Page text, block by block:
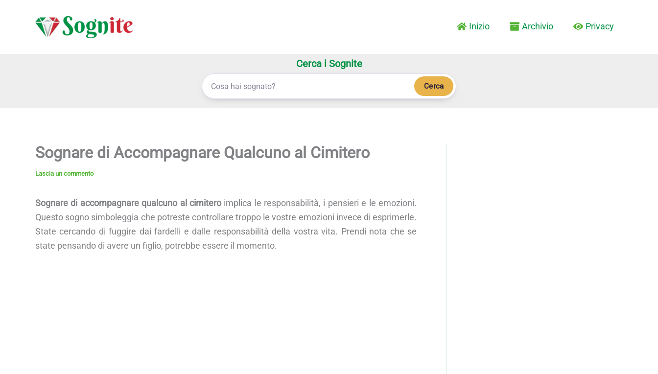
Inizio Archivio Privacy
Cerca i Sognite
Cerca
Sognare di Accompagnare Qualcuno al Cimitero
Lascia un commento
Sognare di accompagnare qualcuno al cimiteroimplica le responsabilità, i pensieri e le emozioni.
Questo sogno simboleggia che potreste controllare troppo le vostre emozioni invece di esprimerle.
State cercando di fuggire dai fardelli e dalle responsabilità della vostra vita. Prendi nota che se
state pensando di avere un figlio, potrebbe essere il momento.